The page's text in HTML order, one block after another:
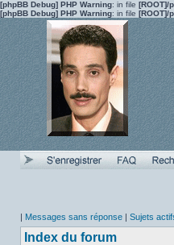
[phpBB Debug] PHP Warning: in file [ROOT]/
[phpBB Debug] PHP Warning: in file [ROOT]/
| Messages sans réponse | Sujets
Index du forum